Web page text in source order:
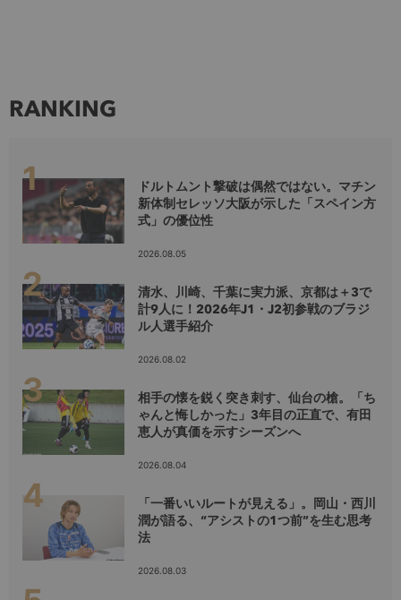
RANKING
ドルトムント撃破は偶然ではない。マチン
新体制セレッソ大阪が示した「スペイン方
式」の優位性
2026.08.05
清水、川崎、千葉に実力派、京都は＋3で
計9人に！2026年J1・J2初参戦のブラジ
ル人選手紹介
2026.08.02
相手の懐を鋭く突き刺す、仙台の槍。「ち
ゃんと悔しかった」3年目の正直で、有田
恵人が真価を示すシーズンへ
2026.08.04
「一番いいルートが見える」。岡山・西川
潤が語る、“アシストの1つ前”を生む思考
法
2026.08.03